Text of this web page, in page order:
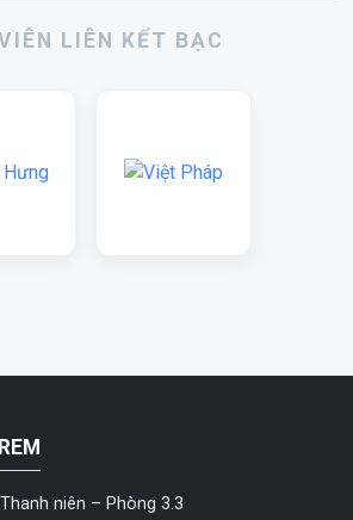
LIÊN KẾT BẠC
niên – Phòng 3.3